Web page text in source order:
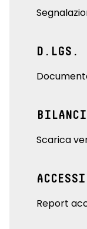
D.LGS.
Scarica
Report